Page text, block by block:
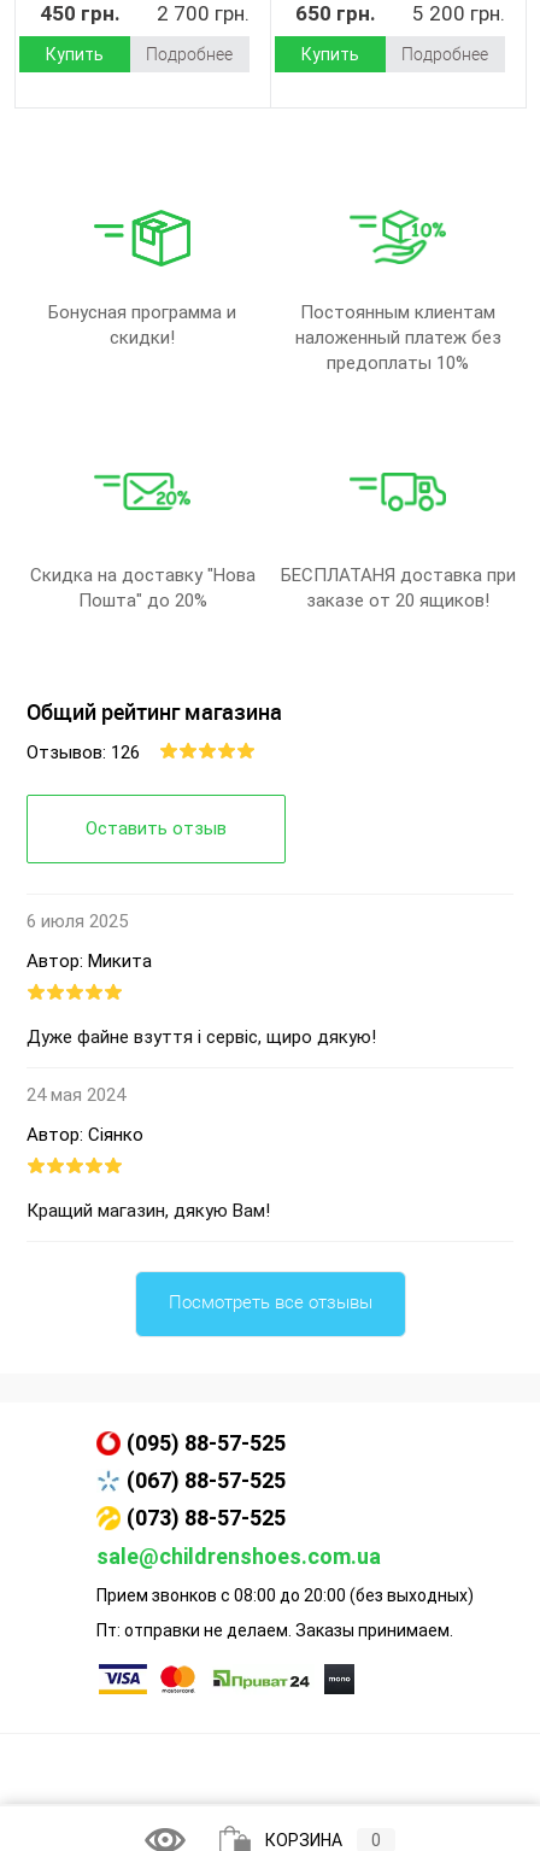
450 грн. 2 700 грн.
Купить Подробнее
650 грн. 5 200 грн.
Купить Подробнее
Бонусная программа и
скидки!
Постоянным клиентам
наложенный платеж без
предоплаты 10%
Скидка на доставку "Нова
Пошта" до 20%
БЕСПЛАТАНЯ доставка при
заказе от 20 ящиков!
Общий рейтинг магазина
Отзывов: 126
Оставить отзыв
6 июля 2025
Автор: Микита
Дуже файне взуття і сервіс, щиро дякую!
24 мая 2024
Автор: Сіянко
Кращий магазин, дякую Вам!
Посмотреть все отзывы
(095) 88-57-525
(067) 88-57-525
(073) 88-57-525
sale@childrenshoes.com.ua
Прием звонков с 08:00 до 20:00 (без выходных)
Пт: отправки не делаем. Заказы принимаем.
КОРЗИНА 0